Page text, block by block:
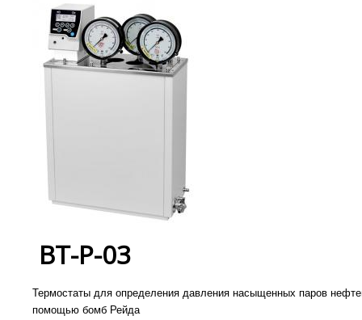
ВТ-Р-03
Термостаты для определения давления насыщенных паров
помощью бомб Рейда